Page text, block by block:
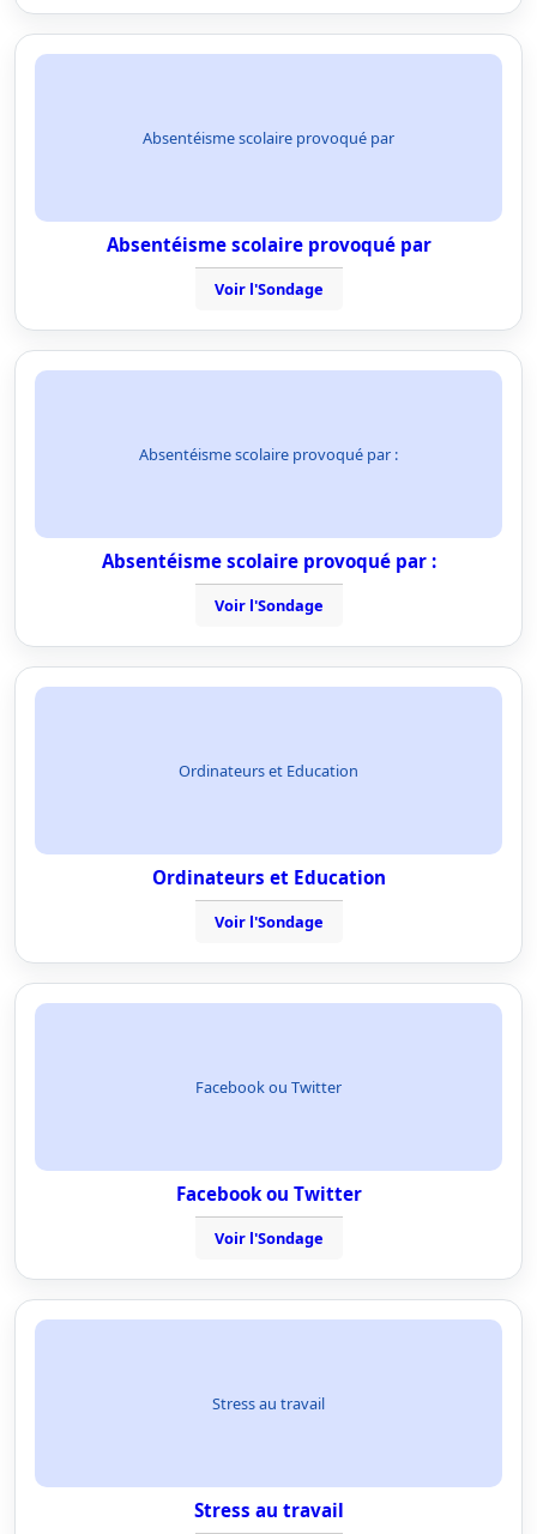
Absentéisme scolaire provoqué par
Absentéisme scolaire provoqué par
Voir l'Sondage
Absentéisme scolaire provoqué par :
Absentéisme scolaire provoqué par :
Voir l'Sondage
Ordinateurs et Education
Ordinateurs et Education
Voir l'Sondage
Facebook ou Twitter
Facebook ou Twitter
Voir l'Sondage
Stress au travail
Stress au travail